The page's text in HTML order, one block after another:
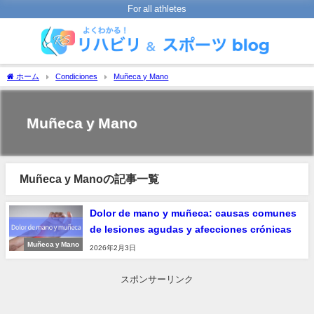
For all athletes
ホーム Condiciones Muñeca y Mano
Muñeca y Mano
Muñeca y Manoの記事一覧
Muñeca y Mano
Dolor de mano y muñeca: causas comunes
de lesiones agudas y afecciones crónicas
2026年2月3日
スポンサーリンク